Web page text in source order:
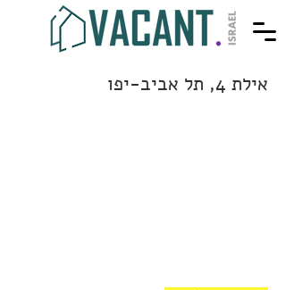
אילת 4, תל אביב-יפו